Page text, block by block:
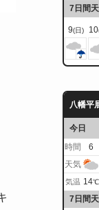
7日間
9(日) 10
八幡平
今日
時間
6
天気
気温 14℃
7日間